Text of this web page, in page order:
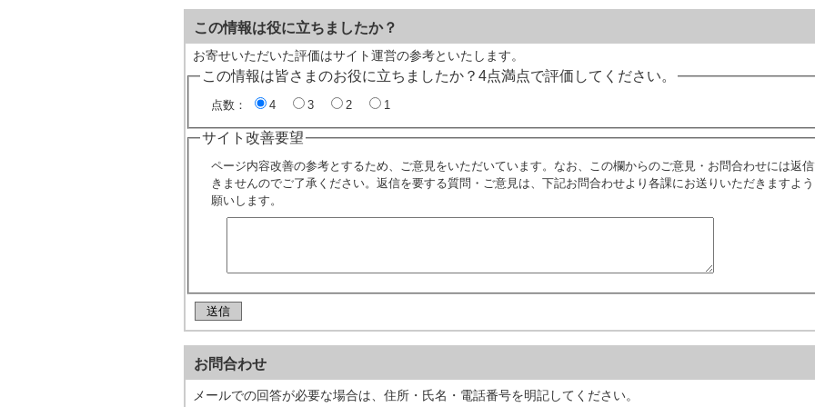
この情報は役に立ちましたか？
お寄せいただいた評価はサイト運営の参考といたします。
この情報は皆さまのお役に立ちましたか？4点満点で評価してください。
点数： 4 3 2 1
サイト改善要望
ページ内容改善の参考とするため、ご意見をいただいています。なお、この欄からのご意見・お問合わせには返
きませんのでご了承ください。返信を要する質問・ご意見は、下記お問合わせより各課にお送りいただきますよ
願いします。
お問合わせ
メールでの回答が必要な場合は、住所・氏名・電話番号を明記してください。